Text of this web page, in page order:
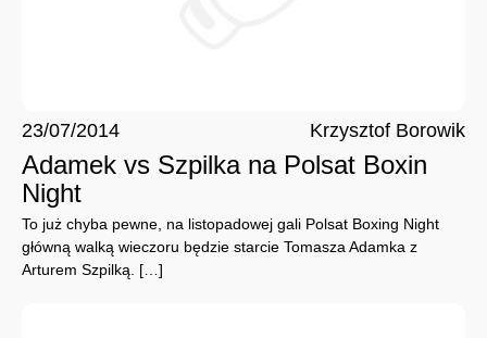
23/07/2014 Krzysztof Borowik
Adamek vs Szpilka na Polsat Boxin
Night
To już chyba pewne, na listopadowej gali Polsat Boxing Night
główną walką wieczoru będzie starcie Tomasza Adamka z
Arturem Szpilką. […]